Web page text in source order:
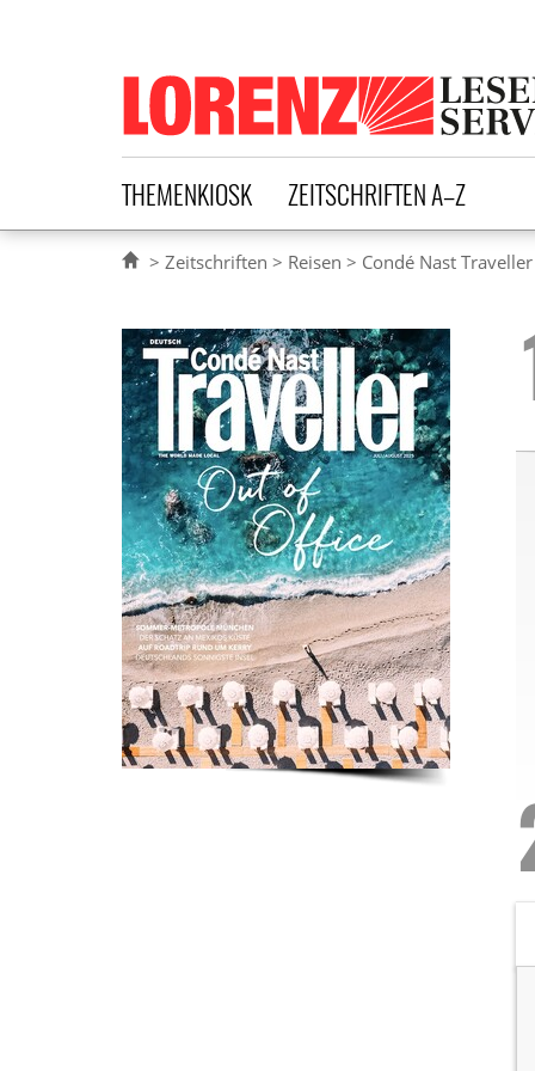
Lorenz Leserservice
THEMENKIOSK ZEITSCHRIFTEN A–Z
Zeitschriften Reisen Condé Nast